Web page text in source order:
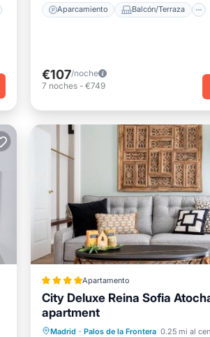
Aparcamiento Balcón/Terraza
€107/noche
7 noches - €749
Apartamento
City Deluxe Reina Sofia
apartment
Madrid · Palos de la Frontera 0.25 mi al
Aire acondicionado